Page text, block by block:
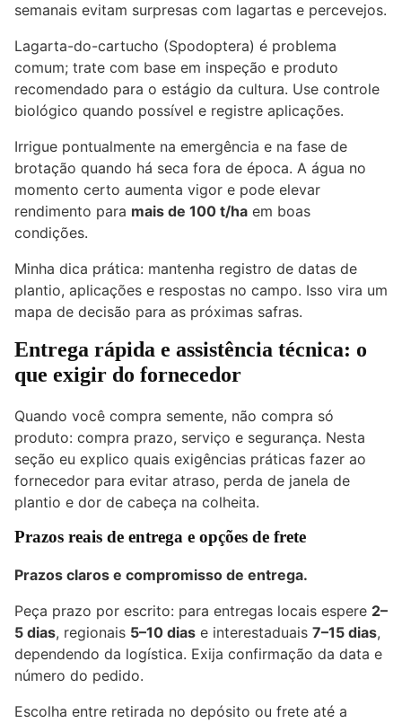
semanais evitam surpresas com lagartas e percevejos.
Lagarta-do-cartucho (Spodoptera) é problema
comum; trate com base em inspeção e produto
recomendado para o estágio da cultura. Use controle
biológico quando possível e registre aplicações.
Irrigue pontualmente na emergência e na fase de
brotação quando há seca fora de época. A água no
momento certo aumenta vigor e pode elevar
rendimento para mais de 100 t/ha em boas
condições.
Minha dica prática: mantenha registro de datas de
plantio, aplicações e respostas no campo. Isso vira um
mapa de decisão para as próximas safras.
Entrega rápida e assistência técnica: o
que exigir do fornecedor
Quando você compra semente, não compra só
produto: compra prazo, serviço e segurança. Nesta
seção eu explico quais exigências práticas fazer ao
fornecedor para evitar atraso, perda de janela de
plantio e dor de cabeça na colheita.
Prazos reais de entrega e opções de frete
Prazos claros e compromisso de entrega.
Peça prazo por escrito: para entregas locais espere 2–
5 dias, regionais 5–10 dias e interestaduais 7–15 dias,
dependendo da logística. Exija confirmação da data e
número do pedido.
Escolha entre retirada no depósito ou frete até a